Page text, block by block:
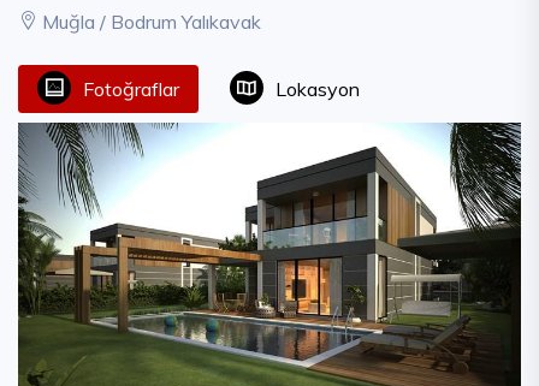
Muğla / Bodrum Yalıkavak
Fotoğraflar Lokasyon